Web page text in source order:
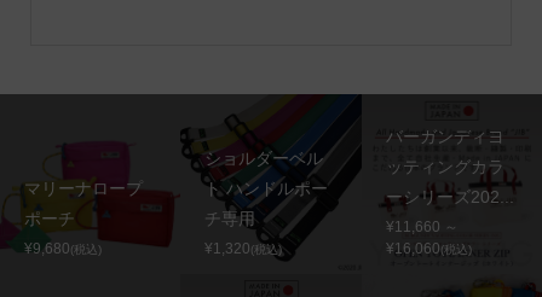
マリーナロープ
ポーチ
¥9,680(税込)
ショルダーベル
ト ハンドルポー
チ専用
¥1,320(税込)
バーガンディヨ
ッティングカラ
ーシリーズ202...
¥11,660 ～
¥16,060(税込)